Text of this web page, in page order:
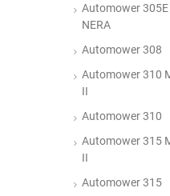
Automower 305E
NERA
Automower 308
Automower 310
II
Automower 310
Automower 315
II
Automower 315